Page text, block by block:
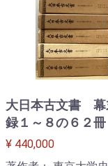
大日本古文書
録１～８の６２冊
¥ 440,000